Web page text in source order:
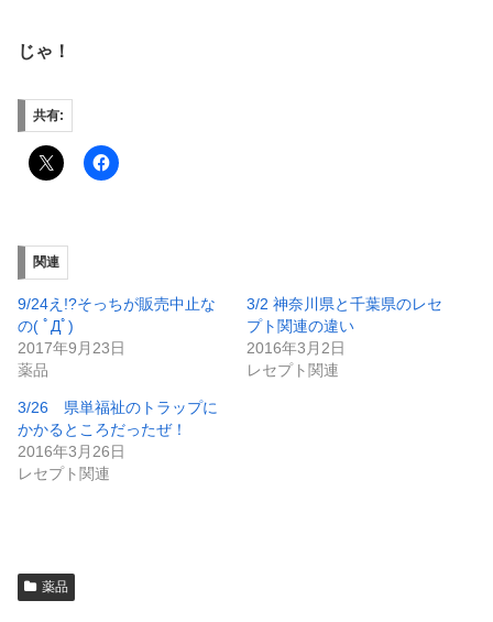
じゃ！
共有:
関連
9/24え!?そっちが販売中止な
の( ﾟДﾟ)
2017年9月23日
薬品
3/2 神奈川県と千葉県のレセ
プト関連の違い
2016年3月2日
レセプト関連
3/26 県単福祉のトラップに
かかるところだったぜ！
2016年3月26日
レセプト関連
薬品